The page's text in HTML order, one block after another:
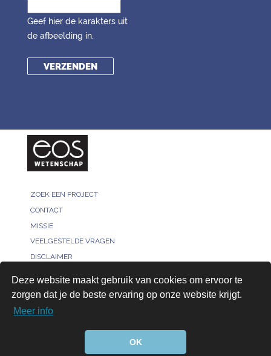
Deze website maakt gebruik van cookies om ervoor te
zorgen dat je de beste ervaring op onze website krijgt.
Meer info
OK
Geef hier de karakters uit
de afbeelding in.
ZOEK EEN PROJECT
CONTACT
MISSIE
VEELGESTELDE VRAGEN
DISCLAIMER
© 2026, All rights reserved - Bridged by™